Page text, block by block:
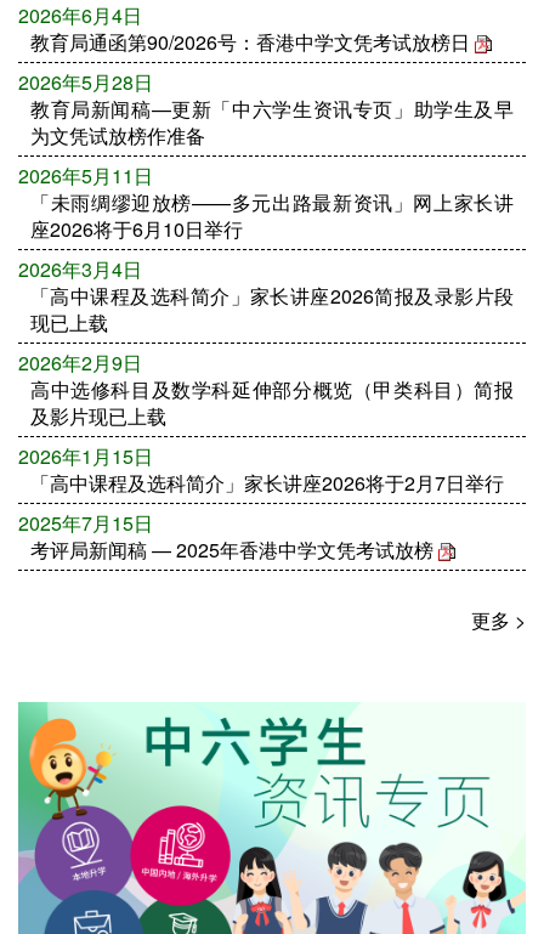
2026年6月4日
教育局通函第90/2026号：香港中学文凭考试放榜日
2026年5月28日
教育局新闻稿—更新「中六学生资讯专页」助学生及早
为文凭试放榜作准备
2026年5月11日
「未雨绸缪迎放榜——多元出路最新资讯」网上家长讲
座2026将于6月10日举行
2026年3月4日
「高中课程及选科简介」家长讲座2026简报及录影片段
现已上载
2026年2月9日
高中选修科目及数学科延伸部分概览（甲类科目）简报
及影片现已上载
2026年1月15日
「高中课程及选科简介」家长讲座2026将于2月7日举行
2025年7月15日
考评局新闻稿 — 2025年香港中学文凭考试放榜
更多 >